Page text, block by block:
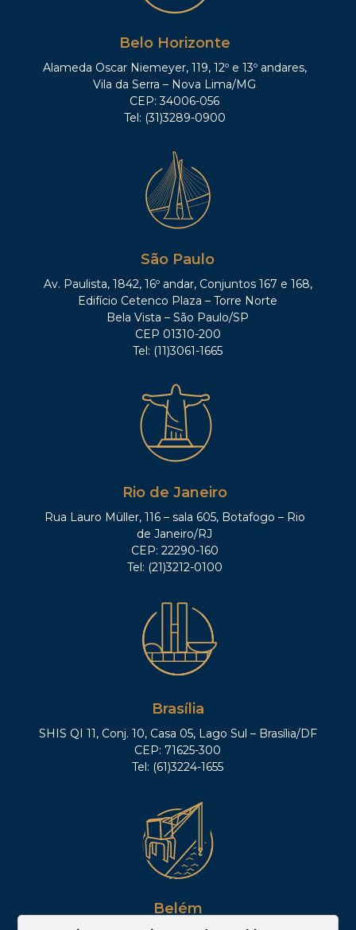
Belo Horizonte
Alameda Oscar Niemeyer, 119, 12º e 13º andares,
Vila da Serra – Nova Lima/MG
CEP: 34006-056
Tel: (31)3289-0900
São Paulo
Av. Paulista, 1842, 16º andar, Conjuntos 167 e 168,
Edifício Cetenco Plaza – Torre Norte
Bela Vista – São Paulo/SP
CEP 01310-200
Tel: (11)3061-1665
Rio de Janeiro
Rua Lauro Müller, 116 – sala 605, Botafogo – Rio
de Janeiro/RJ
CEP: 22290-160
Tel: (21)3212-0100
Brasília
SHIS QI 11, Conj. 10, Casa 05, Lago Sul – Brasília/DF
CEP: 71625-300
Tel: (61)3224-1655
Belém